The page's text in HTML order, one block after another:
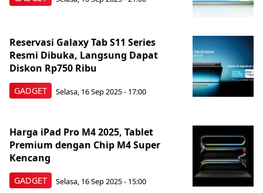
GADGET
Reservasi Galaxy Tab S11 Series
Resmi Dibuka, Langsung Dapat
Diskon Rp750 Ribu
Selasa, 16 Sep 2025 - 17:00
GADGET
Harga iPad Pro M4 2025, Tablet
Premium dengan Chip M4 Super
Kencang
Selasa, 16 Sep 2025 - 15:00